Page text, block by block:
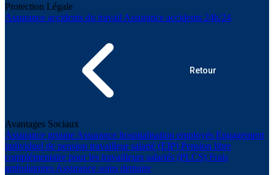
Protection Légale
Assurance accidents du travail Assurance accidents 24h/24
Retour
Avantages Sociaux
Assurance groupe Assurance hospitalisation employés Engagement
individuel de pension travailleur salarié (EIP) Pension libre
complémentaire pour les travailleurs salariés (PLCS) Frais
ambulatoires Assurance soins dentaire